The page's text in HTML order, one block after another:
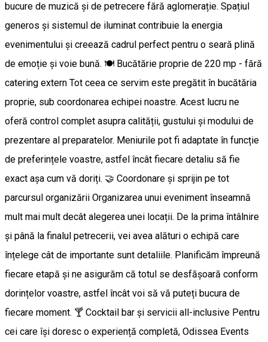
bucure de muzică și de petrecere fără aglomerație. Spațiul
generos și sistemul de iluminat contribuie la energia
evenimentului și creează cadrul perfect pentru o seară plină
de emoție și voie bună. 🍽️ Bucătărie proprie de 220 mp - fără
catering extern Tot ceea ce servim este pregătit în bucătăria
proprie, sub coordonarea echipei noastre. Acest lucru ne
oferă control complet asupra calității, gustului și modului de
prezentare al preparatelor. Meniurile pot fi adaptate în funcție
de preferințele voastre, astfel încât fiecare detaliu să fie
exact așa cum vă doriți. 🤝 Coordonare și sprijin pe tot
parcursul organizării Organizarea unui eveniment înseamnă
mult mai mult decât alegerea unei locații. De la prima întâlnire
și până la finalul petrecerii, vei avea alături o echipă care
înțelege cât de importante sunt detaliile. Planificăm împreună
fiecare etapă și ne asigurăm că totul se desfășoară conform
dorințelor voastre, astfel încât voi să vă puteți bucura de
fiecare moment. 🍸 Cocktail bar și servicii all-inclusive Pentru
cei care își doresc o experiență completă, Odissea Events